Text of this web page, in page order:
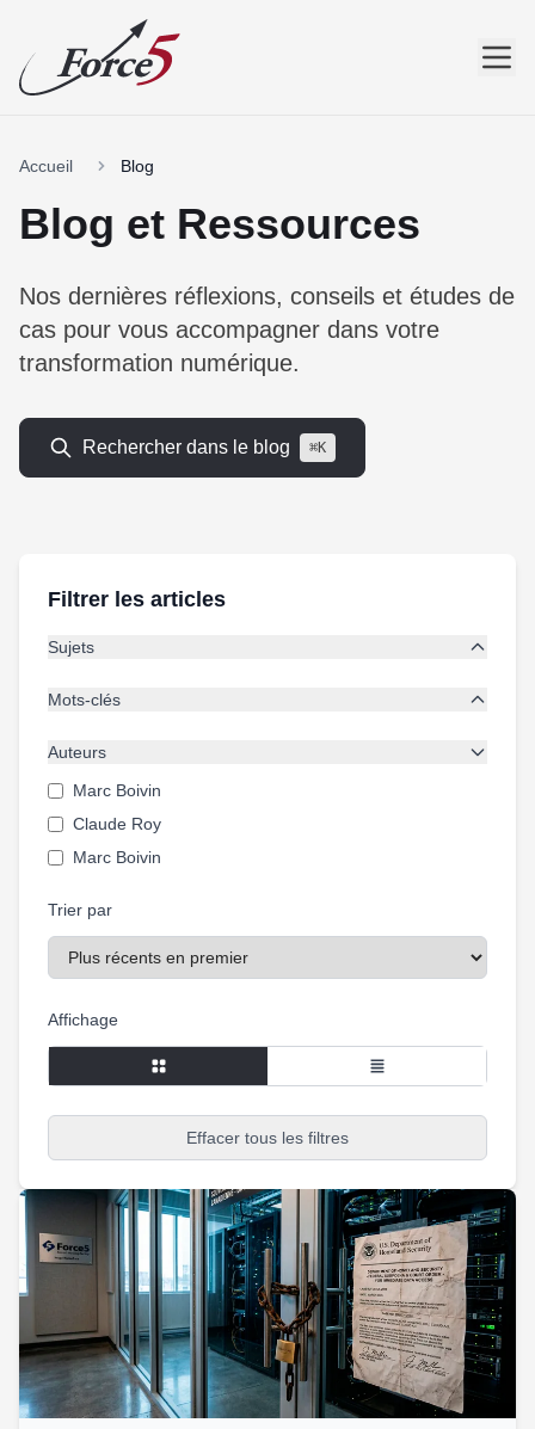
Accueil Blog
Blog et Ressources
Nos dernières réflexions, conseils et études de
cas pour vous accompagner dans votre
transformation numérique.
Rechercher dans le blog ⌘K
Filtrer les articles
Sujets
Mots-clés
Auteurs
Marc Boivin
Claude Roy
Marc Boivin
Trier par
Affichage
Effacer tous les filtres